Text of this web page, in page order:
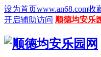
设为首页www.an68.com收
开启辅助访问 顺德均安乐